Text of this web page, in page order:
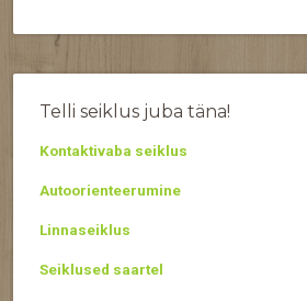
Telli seiklus juba täna!
Kontaktivaba seiklus
Autoorienteerumine
Linnaseiklus
Seiklused saartel